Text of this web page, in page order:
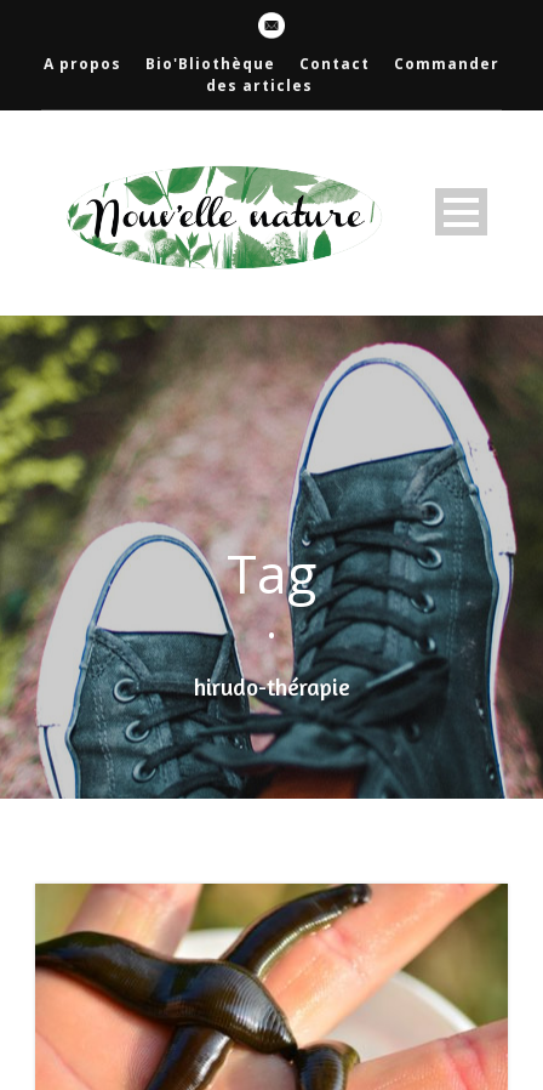
A propos Bio'Bliothèque Contact
Commander
des articles
Tag
•
hirudo-thérapie